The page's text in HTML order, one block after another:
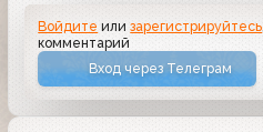
Войдите илизарегистрируйтесь
комментарий
Вход через Телеграм